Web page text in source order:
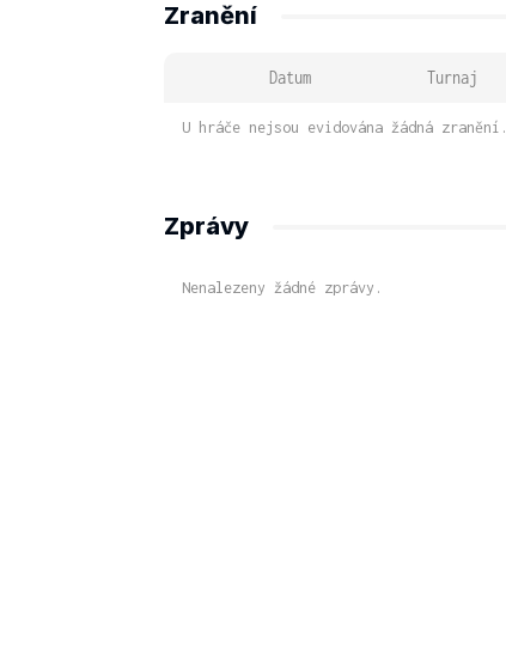
Zranění
Datum Turnaj
U hráče nejsou evidována žádná zranění.
Zprávy
Nenalezeny žádné zprávy.